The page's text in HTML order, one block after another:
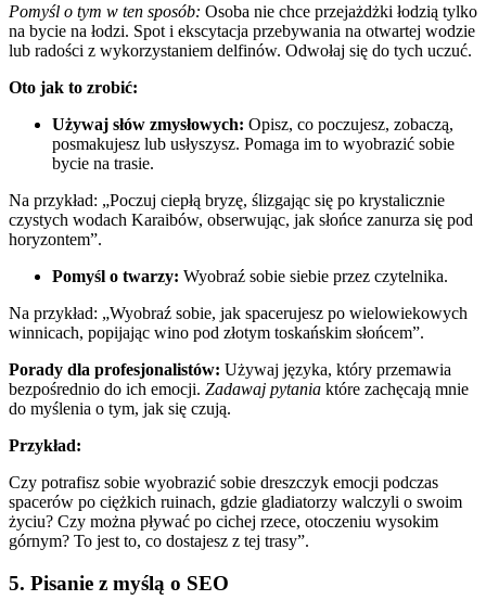
Pomyśl o tym w ten sposób: Osoba nie chce przejażdżki łodzią tylko
na bycie na łodzi. Spot i ekscytacja przebywania na otwartej wodzie
lub radości z wykorzystaniem delfinów. Odwołaj się do tych uczuć.
Oto jak to zrobić:
Używaj słów zmysłowych: Opisz, co poczujesz, zobaczą,
posmakujesz lub usłyszysz. Pomaga im to wyobrazić sobie
bycie na trasie.
Na przykład: „Poczuj ciepłą bryzę, ślizgając się po krystalicznie
czystych wodach Karaibów, obserwując, jak słońce zanurza się pod
horyzontem”.
Pomyśl o twarzy: Wyobraź sobie siebie przez czytelnika.
Na przykład: „Wyobraź sobie, jak spacerujesz po wielowiekowych
winnicach, popijając wino pod złotym toskańskim słońcem”.
Porady dla profesjonalistów: Używaj języka, który przemawia
bezpośrednio do ich emocji. Zadawaj pytania które zachęcają mnie
do myślenia o tym, jak się czują.
Przykład:
Czy potrafisz sobie wyobrazić sobie dreszczyk emocji podczas
spacerów po ciężkich ruinach, gdzie gladiatorzy walczyli o swoim
życiu? Czy można pływać po cichej rzece, otoczeniu wysokim
górnym? To jest to, co dostajesz z tej trasy”.
5. Pisanie z myślą o SEO